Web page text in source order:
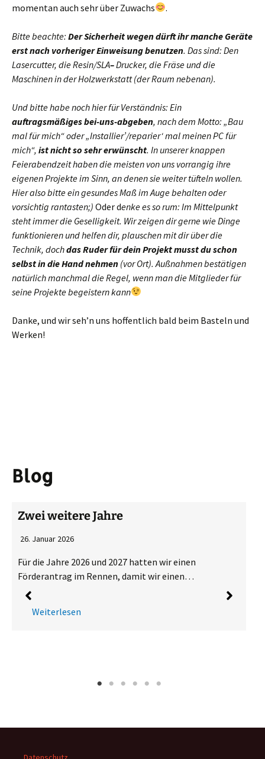
momentan auch sehr über Zuwachs
.
Bitte beachte: Der Sicherheit wegendürft ihr manche Geräte
erst nach vorheriger Einweisung benutzen. Das sind: Den
Lasercutter, die Resin/SLA–Drucker, die Fräse und die
Maschinen in der Holzwerkstatt (der Raum nebenan).
Und bitte habe noch hier für Verständnis: Ein
auftragsmäßigesbei-uns-abgeben, nach dem Motto: „Bau
mal für mich“ oder „Installier’/reparier‘ mal meinen PC für
mich“, ist nicht so sehr erwünscht. In unserer knappen
Feierabendzeit haben die meisten von uns vorrangig ihre
eigenen Projekte im Sinn, an denen sie weiter tüfteln wollen.
Hier also bitte ein gesundes Maß im Auge behalten oder
vorsichtig rantasten;) Oder denke es so rum: Im Mittelpunkt
steht immer die Geselligkeit. Wir zeigen dir gerne wie Dinge
funktionieren und helfen dir, plauschen mit dir über die
Technik, dochdas Ruder für dein Projekt musst du schon
selbst in die Hand nehmen (vor Ort). Außnahmen bestätigen
natürlich manchmal die Regel, wenn man die Mitglieder für
seine Projekte begeistern kann
Danke, und wir seh’n uns hoffentlich bald beim Basteln und
Werken!
Blog
Zwei weitere Jahre
26. Januar 2026
Für die Jahre 2026 und 2027 hatten wir einen
Förderantrag im Rennen, damit wir einen…
Weiterlesen